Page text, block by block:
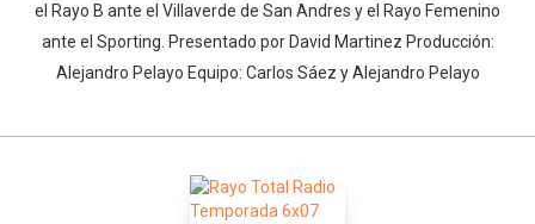
el Rayo B ante el Villaverde de San Andres y el Rayo Femenino
ante el Sporting. Presentado por David Martinez Producción:
Alejandro Pelayo Equipo: Carlos Sáez y Alejandro Pelayo